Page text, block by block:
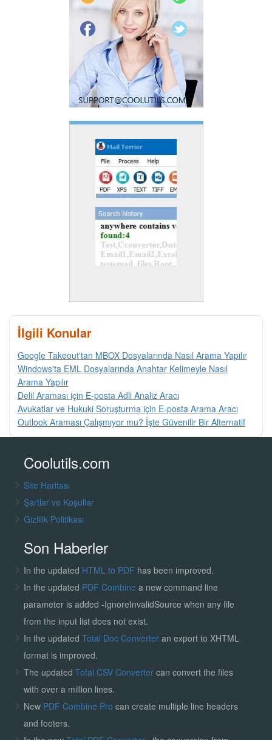
İlgili Konular
Google Takeout'tan MBOX Dosyalarında Nasıl Arama Yapılır
Windows'ta EML Dosyalarında Anahtar Kelimeyle Nasıl
Arama Yapılır
Delil Araması için E-posta Adli Analiz Aracı
Avukatlar ve Hukuki Soruşturma için E-posta Arama Aracı
Outlook Araması Çalışmıyor mu? İşte Güvenilir Bir Alternatif
Coolutils.com
Site Haritası
Şartlar ve Koşullar
Gizlilik Politikası
Son Haberler
In the updated HTML to PDF has been improved.
In the updated PDF Combine a new command line
parameter is added -IgnoreInvalidSource when any file
from the input list does not exist.
In the updated Total Doc Converter an export to XHTML
format is improved.
The updated Total CSV Convertercan convert the files
with over a million lines.
New PDF Combine Pro can create multiple line headers
and footers.